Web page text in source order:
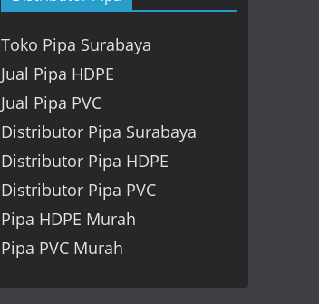
Toko Pipa Surabaya
Jual Pipa HDPE
Jual Pipa PVC
Distributor Pipa Surabaya
Distributor Pipa HDPE
Distributor Pipa PVC
Pipa HDPE Murah
Pipa PVC Murah